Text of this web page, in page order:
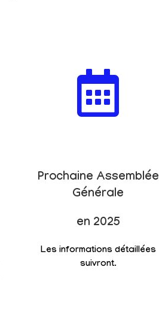
Prochaine Assemblée
Générale
en 2025
Les informations détaillées
suivront.